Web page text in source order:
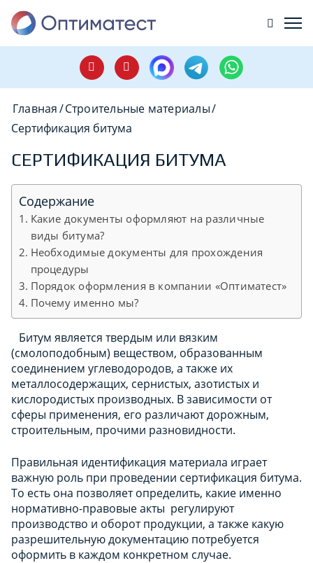
Главная/Строительные материалы/
Сертификация битума
СЕРТИФИКАЦИЯ БИТУМА
Содержание
Какие документы оформляют на различные
виды битума?
Необходимые документы для прохождения
процедуры
Порядок оформления в компании «Оптиматест»
Почему именно мы?
Битум является твердым или вязким
(смолоподобным) веществом, образованным
соединением углеводородов, а также их
металлосодержащих, сернистых, азотистых и
кислородистых производных. В зависимости от
сферы применения, его различают дорожным,
строительным, прочими разновидности.
Правильная идентификация материала играет
важную роль при проведении сертификация битума.
То есть она позволяет определить, какие именно
нормативно-правовые акты регулируют
производство и оборот продукции, а также какую
разрешительную документацию потребуется
оформить в каждом конкретном случае.